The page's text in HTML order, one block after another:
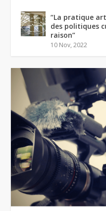
“La pratique
des politiques
raison”
10 Nov, 2022